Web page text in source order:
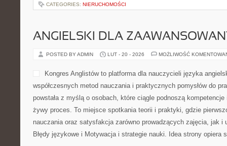
CATEGORIES: NIERUCHOMOŚCI
ANGIELSKI DLA
POSTED BY ADMIN LUT - 20 - 2026 MOŻLIWOŚĆ
Kongres Anglistów to platforma dla nauczycieli języka
współczesnych metod nauczania i praktycznych pomysłów do
powstała z myślą o osobach, które ciągle podnoszą
żywy proces. To miejsce spotkania teorii i praktyki, gdzie
nauczania oraz satysfakcja zarówno prowadzących zajęcia, jak i
Błędy językowe i Motywacja i strategie nauki. Idea strony